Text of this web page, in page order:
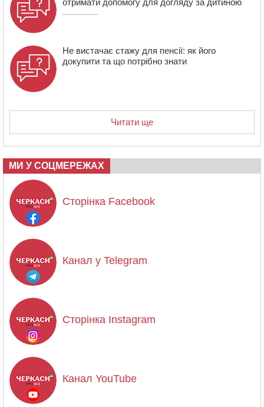
Не вистачає стажу для пенсії: як його
докупити та що потрібно знати
Читати ще
МИ У СОЦМЕРЕЖАХ
Сторінка Facebook
Канал у Telegram
Сторінка Instagram
Канал YouTube